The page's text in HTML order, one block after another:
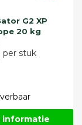
G2 XP
20 kg
per stuk
informatie